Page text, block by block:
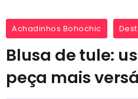
Achadinhos Bohochic
Blusa de tule:
peça mais